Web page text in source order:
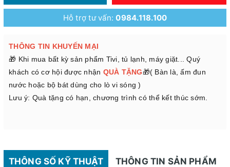
Hỗ trợ tư vấn:0984.118.100
THÔNG TIN KHUYẾN MẠI
🎁 Khi mua bất kỳ sản phẩm Tivi, tủ lạnh, máy giặt... Quý
khách có cơ hội được nhận QUÀ TẶNG🎁( Bàn là, ấm đun
nước hoặc bộ bát dùng cho lò vi sóng )
Lưu ý: Quà tặng có hạn, chương trình có thể kết thúc sớm.
THÔNG SỐ KỸ THUẬT THÔNG TIN SẢN PHẨM